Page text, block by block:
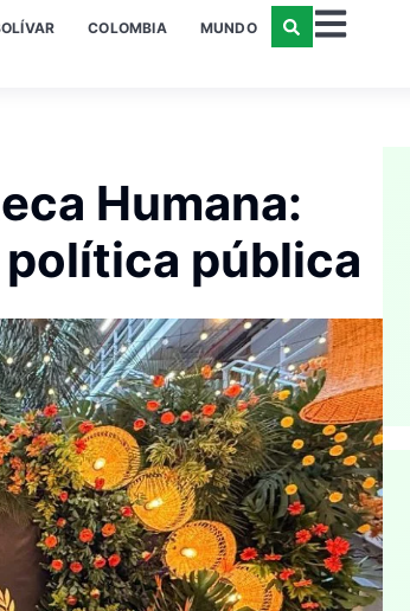
COLOMBIA MUNDO
Humana:
pública